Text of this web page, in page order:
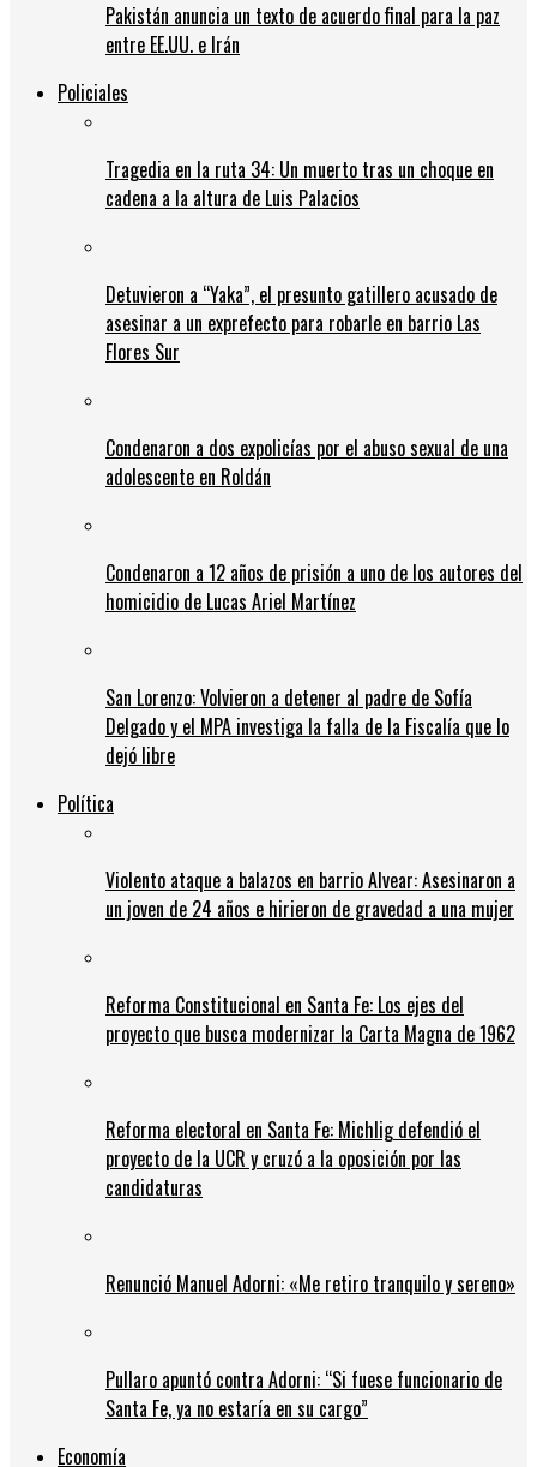
Pakistán anuncia un texto de acuerdo final para la paz
entre EE.UU. e Irán
Policiales
Tragedia en la ruta 34: Un muerto tras un choque en
cadena a la altura de Luis Palacios
Detuvieron a “Yaka”, el presunto gatillero acusado de
asesinar a un exprefecto para robarle en barrio Las
Flores Sur
Condenaron a dos expolicías por el abuso sexual de una
adolescente en Roldán
Condenaron a 12 años de prisión a uno de los autores del
homicidio de Lucas Ariel Martínez
San Lorenzo: Volvieron a detener al padre de Sofía
Delgado y el MPA investiga la falla de la Fiscalía que lo
dejó libre
Política
Violento ataque a balazos en barrio Alvear: Asesinaron a
un joven de 24 años e hirieron de gravedad a una mujer
Reforma Constitucional en Santa Fe: Los ejes del
proyecto que busca modernizar la Carta Magna de 1962
Reforma electoral en Santa Fe: Michlig defendió el
proyecto de la UCR y cruzó a la oposición por las
candidaturas
Renunció Manuel Adorni: «Me retiro tranquilo y sereno»
Pullaro apuntó contra Adorni: “Si fuese funcionario de
Santa Fe, ya no estaría en su cargo”
Economía